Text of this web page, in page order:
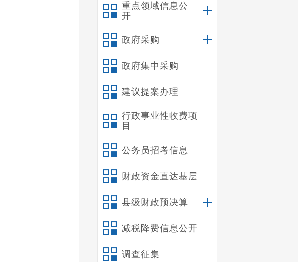
重点领域信息公
开
政府采购
政府集中采购
建议提案办理
行政事业性收费项
目
公务员招考信息
财政资金直达基层
县级财政预决算
减税降费信息公开
调查征集